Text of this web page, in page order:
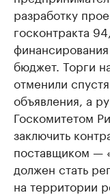
разработку
госконтракта
бюджет. Торги
отменили
объявления, а
Госкомитетом
заключить
поставщиком —
должен стать
на территории